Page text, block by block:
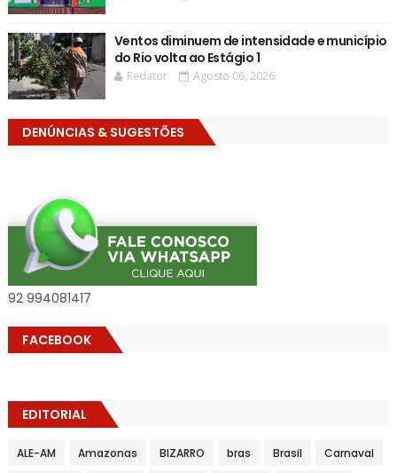
Ventos diminuem de intensidade e município
do Rio volta ao Estágio 1
Redator Agosto 06, 2026
DENÚNCIAS & SUGESTÕES
92 994081417
FACEBOOK
EDITORIAL
ALE-AM Amazonas BIZARRO bras Brasil Carnaval